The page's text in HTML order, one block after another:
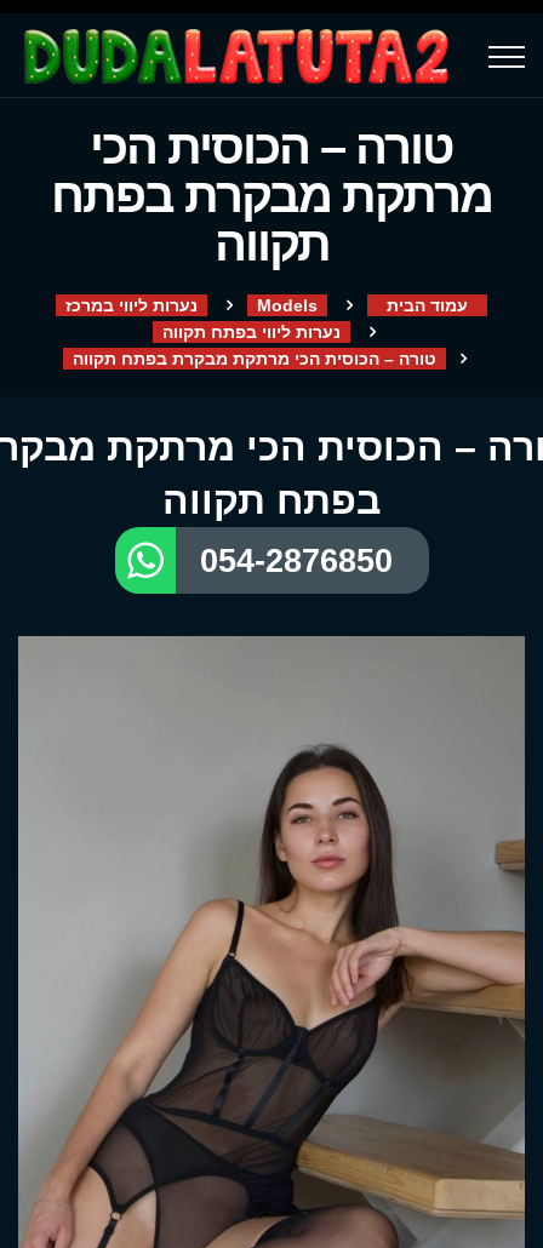
טורה – הכוסית הכי
מרתקת מבקרת בפתח
תקווה
עמוד הבית Models
נערות ליווי במרכז
נערות ליווי בפתח תקווה
טורה – הכוסית הכי מרתקת מבקרת בפתח תקווה
– הכוסית הכי מרתקת
בפתח תקווה
054-2876850